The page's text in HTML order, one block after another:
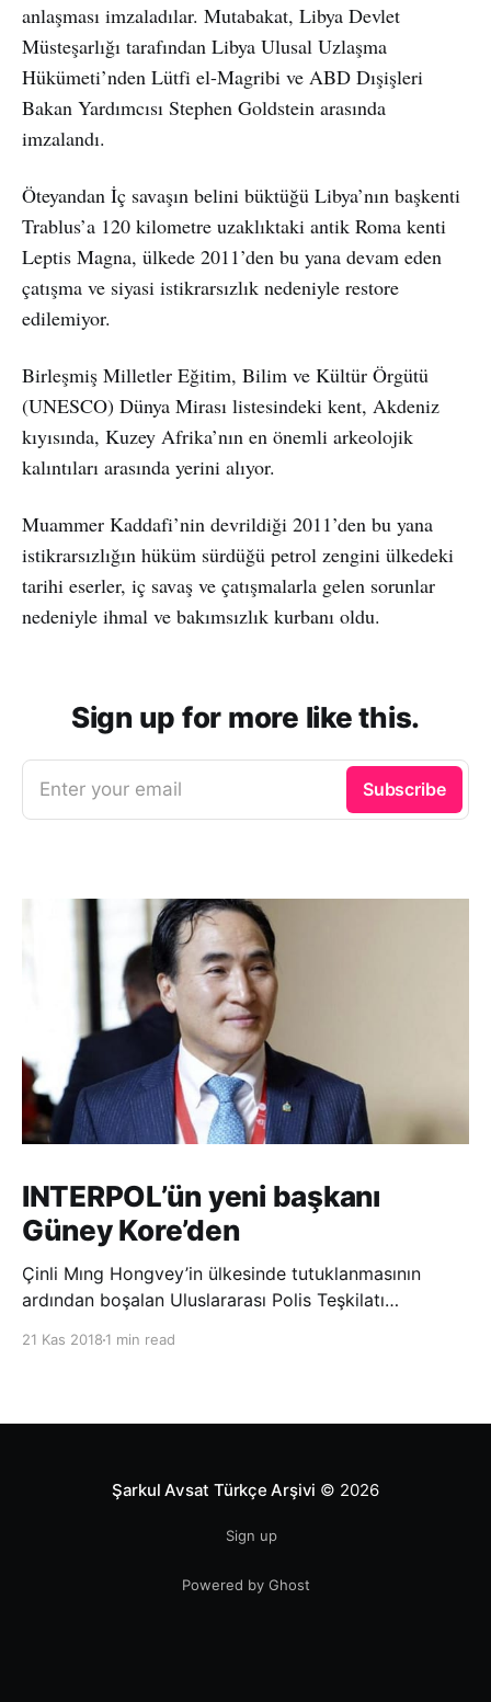
anlaşması imzaladılar. Mutabakat, Libya Devlet
Müsteşarlığı tarafından Libya Ulusal Uzlaşma
Hükümeti’nden Lütfi el-Magribi ve ABD Dışişleri
Bakan Yardımcısı Stephen Goldstein arasında
imzalandı.
Öteyandan İç savaşın belini büktüğü Libya’nın başkenti
Trablus’a 120 kilometre uzaklıktaki antik Roma kenti
Leptis Magna, ülkede 2011’den bu yana devam eden
çatışma ve siyasi istikrarsızlık nedeniyle restore
edilemiyor.
Birleşmiş Milletler Eğitim, Bilim ve Kültür Örgütü
(UNESCO) Dünya Mirası listesindeki kent, Akdeniz
kıyısında, Kuzey Afrika’nın en önemli arkeolojik
kalıntıları arasında yerini alıyor.
Muammer Kaddafi’nin devrildiği 2011’den bu yana
istikrarsızlığın hüküm sürdüğü petrol zengini ülkedeki
tarihi eserler, iç savaş ve çatışmalarla gelen sorunlar
nedeniyle ihmal ve bakımsızlık kurbanı oldu.
Sign up for more like this.
Enter your email Subscribe
INTERPOL’ün yeni başkanı
Güney Kore’den
Çinli Mıng Hongvey’in ülkesinde tutuklanmasının
ardından boşalan Uluslararası Polis Teşkilatı
21 Kas 2018 1 min read
Şarkul Avsat Türkçe Arşivi © 2026
Sign up
Powered by Ghost